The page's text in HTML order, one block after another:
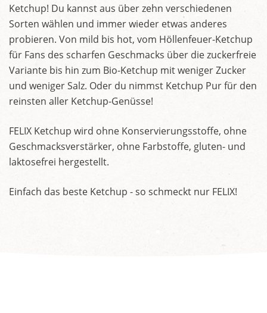
Ketchup! Du kannst aus über zehn verschiedenen
Sorten wählen und immer wieder etwas anderes
probieren. Von mild bis hot, vom Höllenfeuer-Ketchup
für Fans des scharfen Geschmacks über die zuckerfreie
Variante bis hin zum Bio-Ketchup mit weniger Zucker
und weniger Salz. Oder du nimmst Ketchup Pur für den
reinsten aller Ketchup-Genüsse!
FELIX Ketchup wird ohne Konservierungsstoffe, ohne
Geschmacksverstärker, ohne Farbstoffe, gluten- und
laktosefrei hergestellt.
Einfach das beste Ketchup - so schmeckt nur FELIX!